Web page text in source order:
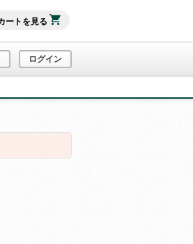
ートを見る
ログイン